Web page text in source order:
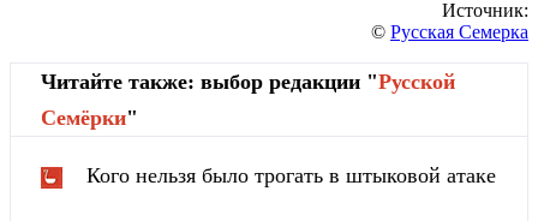
Источник:
© Русская Семерка
Читайте также: выбор редакции "Русской
Cемёрки"
Кого нельзя было трогать в штыковой атаке